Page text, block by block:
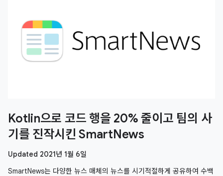
Kotlin으로 코드 행을 20% 줄이고 팀의 사
기를 진작시킨 SmartNews
Updated 2021년 1월 6일
SmartNews는 다양한 뉴스 매체의 뉴스를 시기적절하게 공유하여 수백